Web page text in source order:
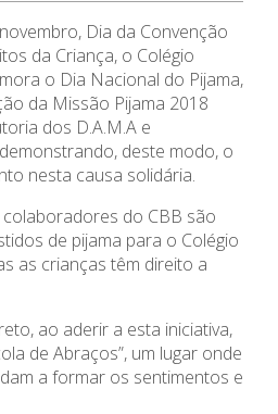
Formativa
Letivo
APEE
Dia da Convenção
da Criança, o Colégio
o Dia Nacional do Pijama,
da Missão Pijama 2018
dos D.A.M.A e
deste modo, o
nesta causa solidária.
do CBB são
de pijama para o Colégio
as crianças têm direito a
ao aderir a esta iniciativa,
de Abraços”, um lugar onde
a formar os sentimentos e